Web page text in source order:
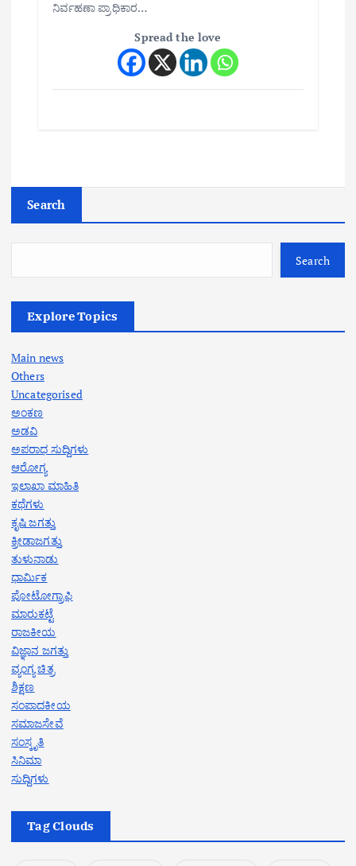
ನಿರ್ವಹಣಾ ಪ್ರಾಧಿಕಾರ…
Spread the love
Search
Search
Explore Topics
Main news
Others
Uncategorised
ಅಂಕಣ
ಅಡವಿ
ಅಪರಾಧ ಸುದ್ದಿಗಳು
ಆರೋಗ್ಯ
ಇಲಾಖಾ ಮಾಹಿತಿ
ಕಥೆಗಳು
ಕೃಷಿ ಜಗತ್ತು
ಕ್ರೀಡಾಜಗತ್ತು
ತುಳುನಾಡು
ಧಾರ್ಮಿಕ
ಪೋಟೋಗ್ರಾಫಿ
ಮಾರುಕಟ್ಟೆ
ರಾಜಕೀಯ
ವಿಜ್ಞಾನ ಜಗತ್ತು
ವ್ಯಂಗ್ಯ ಚಿತ್ರ
ಶಿಕ್ಷಣ
ಸಂಪಾದಕೀಯ
ಸಮಾಜಸೇವೆ
ಸಂಸ್ಕೃತಿ
ಸಿನಿಮಾ
ಸುದ್ದಿಗಳು
Tag Clouds